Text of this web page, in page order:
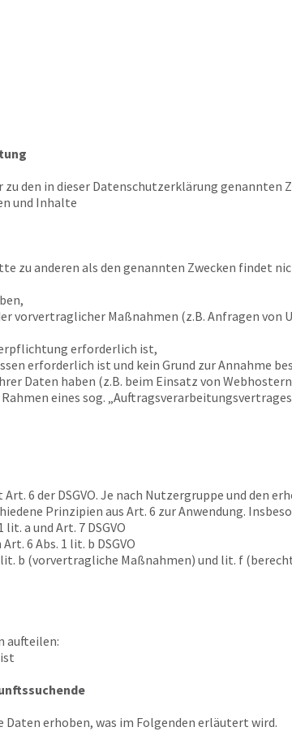
den in dieser Datenschutzerklärung genannten
und Inhalte
zu anderen als den genannten Zwecken findet
vorvertraglicher Maßnahmen (z.B. Anfragen von
erforderlich ist,
erforderlich ist und kein Grund zur Annahme
Daten haben (z.B. beim Einsatz von
eines sog.
6 der DSGVO. Je nach Nutzergruppe und den
Prinzipien aus Art. 6 zur Anwendung.
a und Art. 7 DSGVO
6 Abs. 1 lit. b DSGVO
b (vorvertragliche Maßnahmen) und lit. f
aufteilen:
Daten erhoben, was im Folgenden erläutert wird.